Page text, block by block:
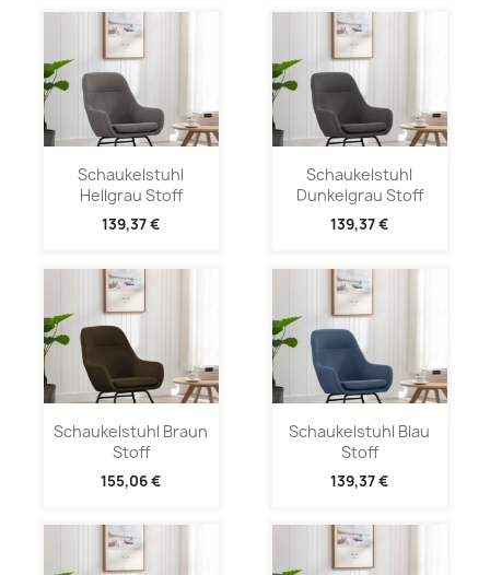
Schaukelstuhl
Hellgrau Stoff
139,37 €
Schaukelstuhl
Dunkelgrau Stoff
139,37 €
Schaukelstuhl Braun
Stoff
155,06 €
Schaukelstuhl Blau
Stoff
139,37 €